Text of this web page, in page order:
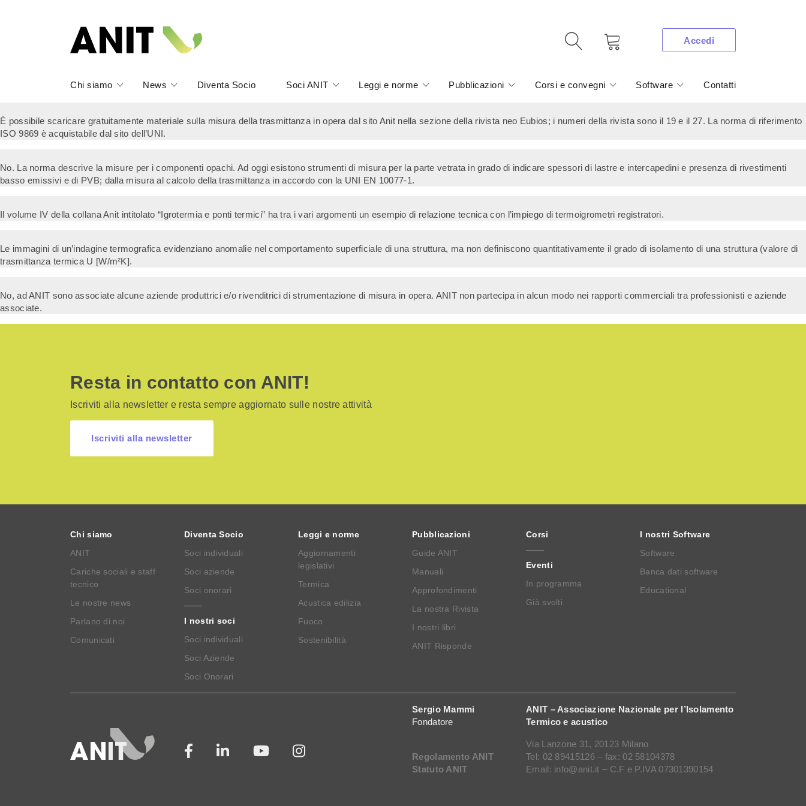
Accedi
Chi siamo News Diventa Socio Soci ANIT Leggi e norme Pubblicazioni Corsi e convegni Software Contatti
È possibile scaricare gratuitamente materiale sulla misura della trasmittanza in opera dal sito Anit nella sezione della rivista neo Eubios; i numeri della rivista sono il 19 e il 27. La norma di riferimento
ISO 9869 è acquistabile dal sito dell’UNI.
No. La norma descrive la misure per i componenti opachi. Ad oggi esistono strumenti di misura per la parte vetrata in grado di indicare spessori di lastre e intercapedini e presenza di rivestimenti
basso emissivi e di PVB; dalla misura al calcolo della trasmittanza in accordo con la UNI EN 10077-1.
Il volume IV della collana Anit intitolato “Igrotermia e ponti termici” ha tra i vari argomenti un esempio di relazione tecnica con l’impiego di termoigrometri registratori.
Le immagini di un’indagine termografica evidenziano anomalie nel comportamento superficiale di una struttura, ma non definiscono quantitativamente il grado di isolamento di una struttura (valore di
trasmittanza termica U [W/m²K].
No, ad ANIT sono associate alcune aziende produttrici e/o rivenditrici di strumentazione di misura in opera. ANIT non partecipa in alcun modo nei rapporti commerciali tra professionisti e aziende
associate.
Resta in contatto con ANIT!
Iscriviti alla newsletter e resta sempre aggiornato sulle nostre attività
Iscriviti alla newsletter
Chi siamo
ANIT
Cariche sociali e staff
tecnico
Le nostre news
Parlano di noi
Comunicati
Diventa Socio
Soci individuali
Soci aziende
Soci onorari
I nostri soci
Soci individuali
Soci Aziende
Soci Onorari
Leggi e norme
Aggiornamenti
legislativi
Termica
Acustica edilizia
Fuoco
Sostenibilità
Pubblicazioni
Guide ANIT
Manuali
Approfondimenti
La nostra Rivista
I nostri libri
ANIT Risponde
Corsi
Eventi
In programma
Già svolti
I nostri Software
Software
Banca dati software
Educational
Sergio Mammi
Fondatore
Regolamento ANIT
Statuto ANIT
ANIT – Associazione Nazionale per l’Isolamento
Termico e acustico
Via Lanzone 31, 20123 Milano
Tel: 02 89415126 – fax: 02 58104378
Email: info@anit.it – C.F e P.IVA 07301390154